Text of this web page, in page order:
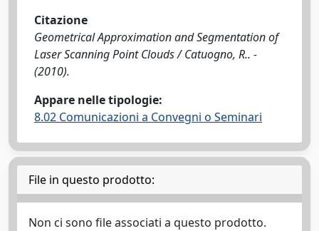
Citazione
Geometrical Approximation and Segmentation of
Laser Scanning Point Clouds / Catuogno, R.. -
(2010).
Appare nelle tipologie:
8.02 Comunicazioni a Convegni o Seminari
File in questo prodotto:
Non ci sono file associati a questo prodotto.